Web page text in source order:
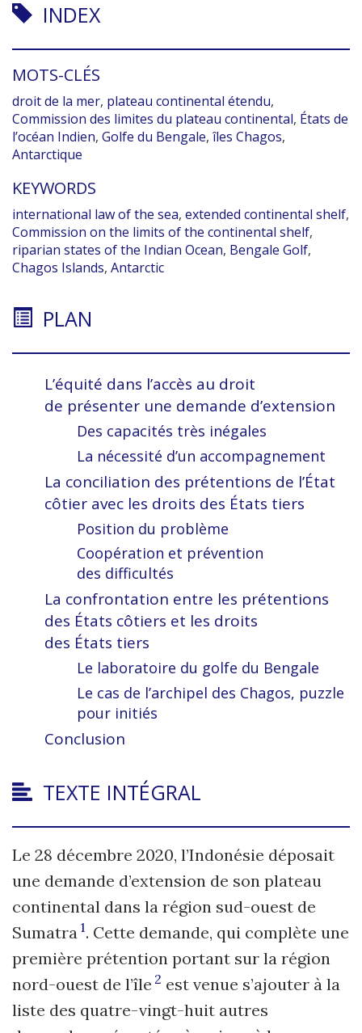
INDEX
MOTS-CLÉS
droit de la mer, plateau continental étendu,
Commission des limites du plateau continental, États de
l’océan Indien, Golfe du Bengale, îles Chagos,
Antarctique
KEYWORDS
international law of the sea, extended continental shelf,
Commission on the limits of the continental shelf,
riparian states of the Indian Ocean, Bengale Golf,
Chagos Islands, Antarctic
PLAN
L’équité dans l’accès au droit
de présenter une demande d’extension
Des capacités très inégales
La nécessité d’un accompagnement
La conciliation des prétentions de l’État
côtier avec les droits des États tiers
Position du problème
Coopération et prévention
des difficultés
La confrontation entre les prétentions
des États côtiers et les droits
des États tiers
Le laboratoire du golfe du Bengale
Le cas de l’archipel des Chagos, puzzle
pour initiés
Conclusion
TEXTE INTÉGRAL
Le 28 décembre 2020, l’Indonésie déposait
une demande d’extension de son plateau
continental dans la région sud-ouest de
Sumatra 1. Cette demande, qui complète une
première prétention portant sur la région
nord-ouest de l’île 2 est venue s’ajouter à la
liste des quatre-vingt-huit autres